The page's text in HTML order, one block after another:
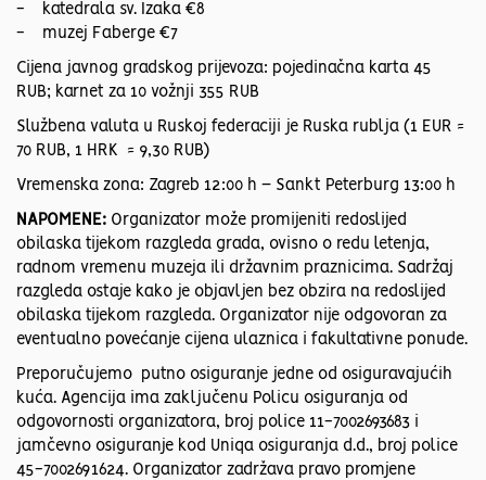
- katedrala sv. Izaka €8
- muzej Faberge €7
Cijena javnog gradskog prijevoza: pojedinačna karta 45
RUB; karnet za 10 vožnji 355 RUB
Službena valuta u Ruskoj federaciji je Ruska rublja (1 EUR ≈
70 RUB, 1 HRK ≈ 9,30 RUB)
Vremenska zona: Zagreb 12:00 h – Sankt Peterburg 13:00 h
NAPOMENE: Organizator može promijeniti redoslijed
obilaska tijekom razgleda grada, ovisno o redu letenja,
radnom vremenu muzeja ili državnim praznicima. Sadržaj
razgleda ostaje kako je objavljen bez obzira na redoslijed
obilaska tijekom razgleda. Organizator nije odgovoran za
eventualno povećanje cijena ulaznica i fakultativne ponude.
Preporučujemo putno osiguranje jedne od osiguravajućih
kuća. Agencija ima zaključenu Policu osiguranja od
odgovornosti organizatora, broj police 11-7002693683 i
jamčevno osiguranje kod Uniqa osiguranja d.d., broj police
45-7002691624. Organizator zadržava pravo promjene